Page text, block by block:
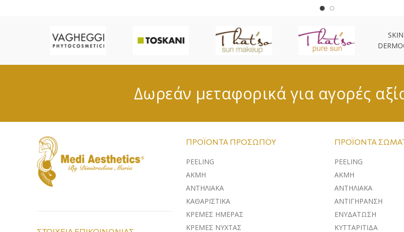
Δωρεάν μεταφορικά για αγορές
ΠΡΟΪΌΝΤΑ ΠΡΟΣΏΠΟΥ
PEELING
ΑΚΜΗ
ΑΝΤΗΛΙΑΚA
ΚΑΘΑΡΙΣΤΙΚΑ
ΚΡΕΜΕΣ ΗΜΕΡΑΣ
ΚΡΕΜΕΣ ΝΥΧΤΑΣ
ΠΡΟΪΌΝΤΑ
PEELING
ΑΚΜΗ
ΑΝΤΗΛΙΑΚΑ
ΑΝΤΙΓΗΡΑΝΣΗ
ΕΝΥΔΑΤΩΣΗ
ΚΥΤΤΑΡΙΤΙΔΑ